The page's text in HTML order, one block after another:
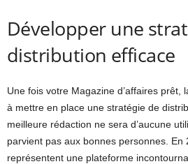
Développer une
distribution efficace
Une fois votre Magazine d’affaires prêt,
à mettre en place une stratégie de
meilleure rédaction ne sera d’aucune
parvient pas aux bonnes personnes. En
représentent une plateforme